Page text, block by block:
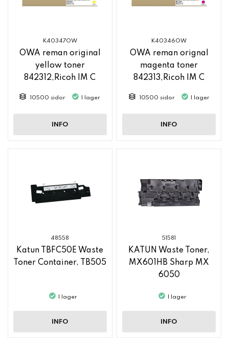
K40347OW
OWA reman original
yellow toner
842312,Ricoh IM C
10500 sidor I lager
INFO
K40346OW
OWA reman orignal
magenta toner
842313,Ricoh IM C
10500 sidor I lager
INFO
48558
Katun TBFC50E Waste
Toner Container, TB505
I lager
INFO
51581
KATUN Waste Toner,
MX601HB Sharp MX
6050
I lager
INFO